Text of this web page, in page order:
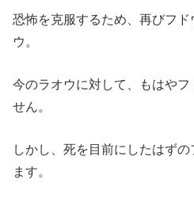
恐怖を克服するため、再びフ
ウ。
今のラオウに対して、もはやフ
せん。
しかし、死を目前にしたはず
ます。